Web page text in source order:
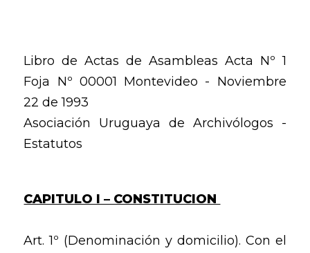
Libro de Actas de Asambleas Acta Nº 1
Foja Nº 00001 Montevideo - Noviembre
22 de 1993
Asociación Uruguaya de Archivólogos -
Estatutos
CAPITULO I – CONSTITUCION
Art. 1º (Denominación y domicilio). Con el